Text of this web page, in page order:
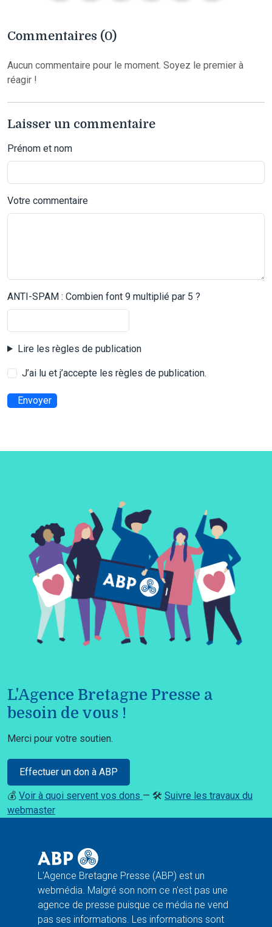
Commentaires (0)
Aucun commentaire pour le moment. Soyez le premier à
réagir !
Laisser un commentaire
Prénom et nom
Votre commentaire
ANTI-SPAM : Combien font 9 multiplié par 5 ?
Lire les règles de publication
J’ai lu et j’accepte les règles de publication.
Envoyer
L'Agence Bretagne Presse a
besoin de vous !
Merci pour votre soutien.
Effectuer un don à ABP
💰 Voir à quoi servent vos dons — 🛠️ Suivre les travaux du
webmaster
L'Agence Bretagne Presse (ABP) est un
webmédia. Malgré son nom ce n'est pas une
agence de presse puisque ce média ne vend
pas ses informations. Les informations sont